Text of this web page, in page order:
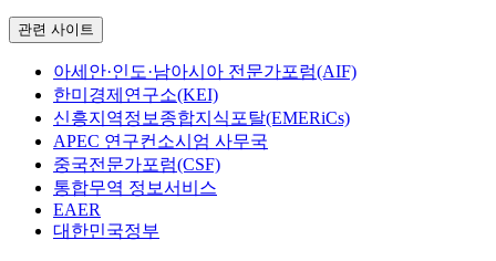
관련 사이트
아세안·인도·남아시아 전문가포럼(AIF)
한미경제연구소(KEI)
신흥지역정보종합지식포탈(EMERiCs)
APEC 연구컨소시엄 사무국
중국전문가포럼(CSF)
통합무역 정보서비스
EAER
대한민국정부